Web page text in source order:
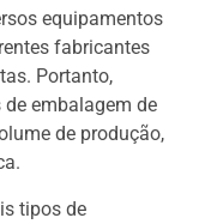
equipamentos
fabricantes
Portanto,
embalagem de
de produção,
tipos de